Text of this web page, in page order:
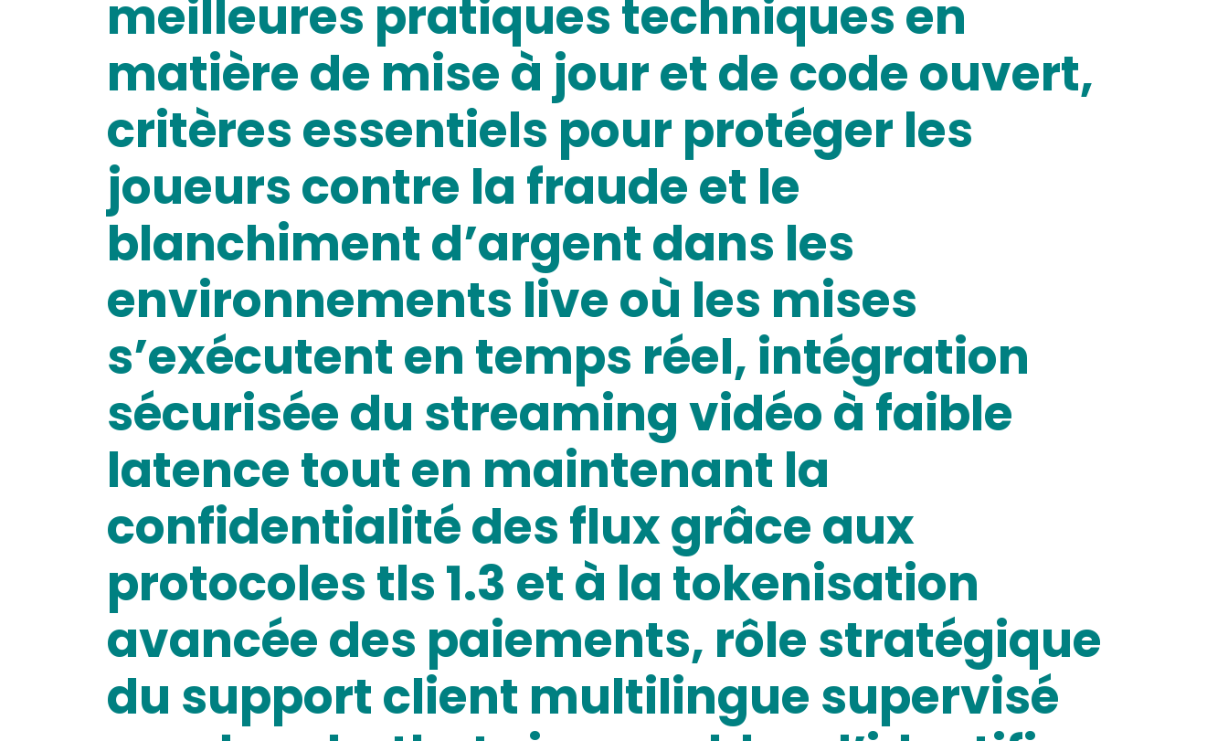
meilleures pratiques techniques en
matière de mise à jour et de code ouvert,
critères essentiels pour protéger les
joueurs contre la fraude et le
blanchiment d’argent dans les
environnements live où les mises
s’exécutent en temps réel, intégration
sécurisée du streaming vidéo à faible
latence tout en maintenant la
confidentialité des flux grâce aux
protocoles tls 1.3 et à la tokenisation
avancée des paiements, rôle stratégique
du support client multilingue supervisé